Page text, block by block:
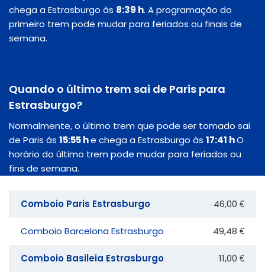
chega a Estrasburgo às 8:39 h. A programação do
primeiro trem pode mudar para feriados ou finais de
semana.
Quando o último trem sai de Paris para
Estrasburgo?
Normalmente, o último trem que pode ser tomado sai
de Paris às 15:55 he chega a Estrasburgo às 17:41 hO
horário do último trem pode mudar para feriados ou
fins de semana.
Comboio Paris Estrasburgo 46,00 €
Comboio Barcelona Estrasburgo 49,48 €
Comboio Basileia Estrasburgo 11,00 €